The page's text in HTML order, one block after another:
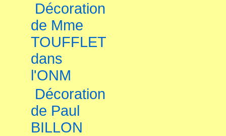
Décoration
de Mme
TOUFFLET
dans
l'ONM
Décoration
de Paul
BILLON